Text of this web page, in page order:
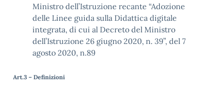
Ministro dell’Istruzione recante “Adozione
delle Linee guida sulla Didattica digitale
integrata, di cui al Decreto del Ministro
dell’Istruzione 26 giugno 2020, n. 39”, del 7
agosto 2020, n.89
Art.3 – Definizioni